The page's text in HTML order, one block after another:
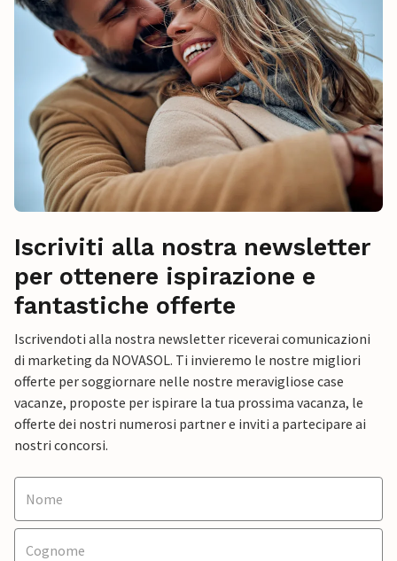
Iscriviti alla nostra newsletter
per ottenere ispirazione e
fantastiche offerte
Iscrivendoti alla nostra newsletter riceverai comunicazioni
di marketing da NOVASOL. Ti invieremo le nostre migliori
offerte per soggiornare nelle nostre meravigliose case
vacanze, proposte per ispirare la tua prossima vacanza, le
offerte dei nostri numerosi partner e inviti a partecipare ai
nostri concorsi.